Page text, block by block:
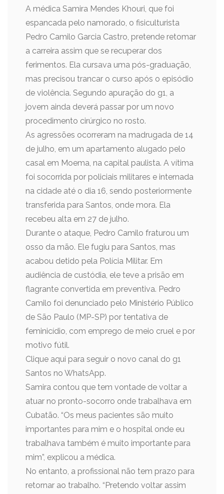
A médica Samira Mendes Khouri, que foi
espancada pelo namorado, o fisiculturista
Pedro Camilo Garcia Castro, pretende retomar
a carreira assim que se recuperar dos
ferimentos. Ela cursava uma pós-graduação,
mas precisou trancar o curso após o episódio
de violência. Segundo apuração do g1, a
jovem ainda deverá passar por um novo
procedimento cirúrgico no rosto.
As agressões ocorreram na madrugada de 14
de julho, em um apartamento alugado pelo
casal em Moema, na capital paulista. A vítima
foi socorrida por policiais militares e internada
na cidade até o dia 16, sendo posteriormente
transferida para Santos, onde mora. Ela
recebeu alta em 27 de julho.
Durante o ataque, Pedro Camilo fraturou um
osso da mão. Ele fugiu para Santos, mas
acabou detido pela Polícia Militar. Em
audiência de custódia, ele teve a prisão em
flagrante convertida em preventiva. Pedro
Camilo foi denunciado pelo Ministério Público
de São Paulo (MP-SP) por tentativa de
feminicídio, com emprego de meio cruel e por
motivo fútil.
Clique aqui para seguir o novo canal do g1
Santos no WhatsApp.
Samira contou que tem vontade de voltar a
atuar no pronto-socorro onde trabalhava em
Cubatão. “Os meus pacientes são muito
importantes para mim e o hospital onde eu
trabalhava também é muito importante para
mim”, explicou a médica.
No entanto, a profissional não tem prazo para
retornar ao trabalho. “Pretendo voltar assim